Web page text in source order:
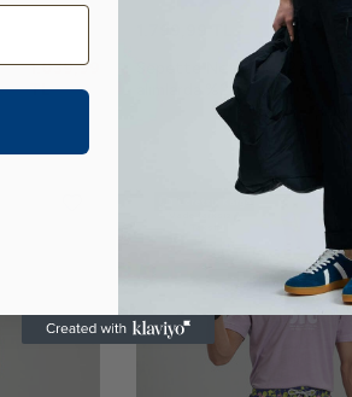
1.039,99
TL
Sepette Net %10 / 2 ve üzeri
alımlarda %20 indirim